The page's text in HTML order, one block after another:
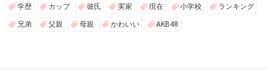
学歴 カップ 彼氏 実家 現在 小学校 ランキング
兄弟 父親 母親 かわいい AKB48